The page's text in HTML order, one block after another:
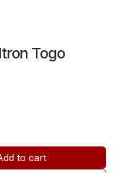
Togo
to cart